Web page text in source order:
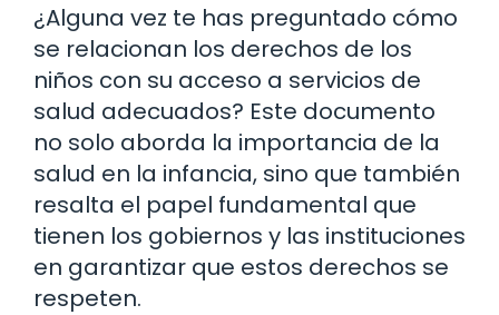
¿Alguna vez te has preguntado cómo
se relacionan los derechos de los
niños con su acceso a servicios de
salud adecuados? Este documento
no solo aborda la importancia de la
salud en la infancia, sino que también
resalta el papel fundamental que
tienen los gobiernos y las instituciones
en garantizar que estos derechos se
respeten.